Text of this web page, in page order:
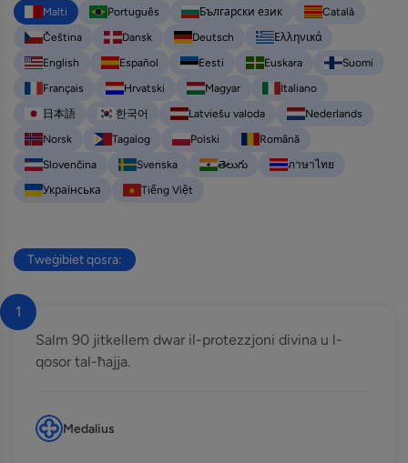
Malti
Português Български език
Català
Čeština
Dansk Deutsch
Ελληνικά
English
Español Eesti Euskara
Suomi
Français
Hrvatski Magyar
Italiano
日本語
한국어 Latviešu valoda
Nederlands
Norsk
Tagalog Polski
Română
Slovenčina
Svenska తెలుగు
ภาษาไทย
Українська
Tiếng Việt
Tweġibiet qosra:
1
Salm 90 jitkellem dwar il-protezzjoni divina u l-
qosor tal-ħajja.
Medalius